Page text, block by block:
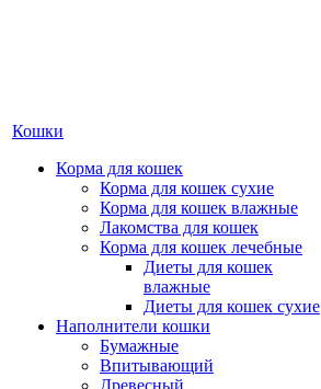
Кошки
Корма для кошек
Корма для кошек сухие
Корма для кошек влажные
Лакомства для кошек
Корма для кошек лечебные
Диеты для кошек
влажные
Диеты для кошек сухие
Наполнители кошки
Бумажные
Впитывающий
Древесный